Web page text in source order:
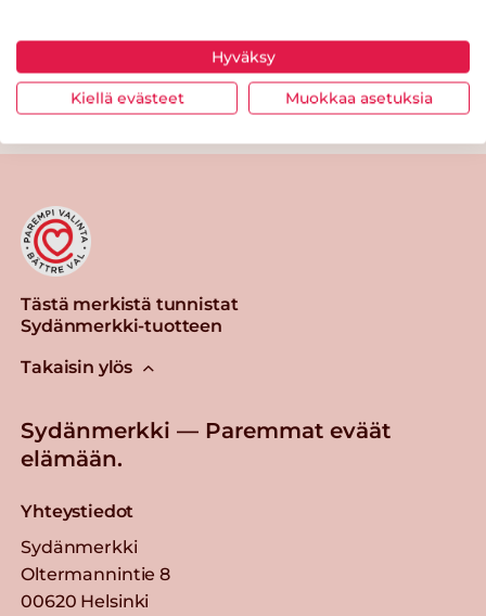
Tulosta sivu Jaa tuote
Tästä merkistä tunnistat
Sydänmerkki-tuotteen
Takaisin ylös
Sydänmerkki — Paremmat eväät
elämään.
Yhteystiedot
Sydänmerkki
Oltermannintie 8
00620 Helsinki
Hyväksy
Kiellä evästeet Muokkaa asetuksia